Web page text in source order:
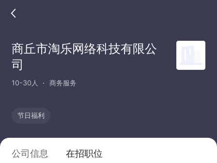
商丘市淘乐网络科技有限公
司
10-30人 商务服务
节日福利
公司信息 在招职位